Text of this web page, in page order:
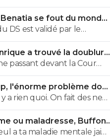
se fout du monde,
violente
DS est validé par le
plus quand ce
la depuis plus de 5ans et
a signé les accords avec l
joueurs, ou certaines
mais le financier etait du
a trouvé la doublure
passant devant la Cour
peu plus de 5 % de
chance d'être acquitée. Donc...
l'énorme problème dont
parler
a rien quoi. On fait des news
ou maladresse, Buffon
a ta maladie mentale jai